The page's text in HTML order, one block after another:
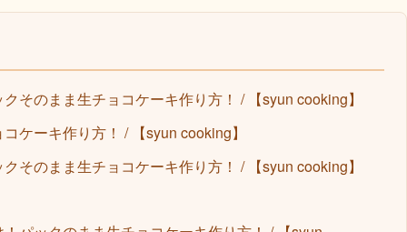
そのまま生チョコケーキ作り方！ / 【syun cooking】
ケーキ作り方！ / 【syun cooking】
そのまま生チョコケーキ作り方！ / 【syun cooking】